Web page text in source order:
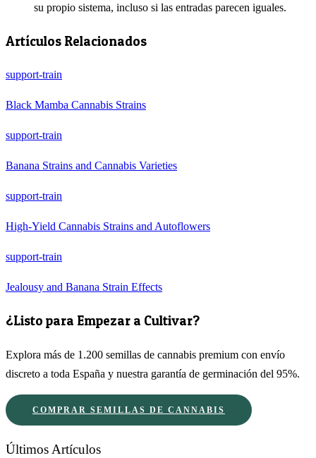
su propio sistema, incluso si las entradas parecen iguales.
Artículos Relacionados
support-train
Black Mamba Cannabis Strains
support-train
Banana Strains and Cannabis Varieties
support-train
High-Yield Cannabis Strains and Autoflowers
support-train
Jealousy and Banana Strain Effects
¿Listo para Empezar a Cultivar?
Explora más de 1.200 semillas de cannabis premium con envío
discreto a toda España y nuestra garantía de germinación del 95%.
COMPRAR SEMILLAS DE CANNABIS
Últimos Artículos